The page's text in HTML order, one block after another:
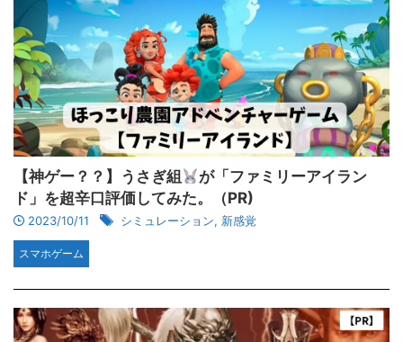
【神ゲー？？】うさぎ組
が「ファミリーアイラン
ド」を超辛口評価してみた。（PR)
2023/10/11 シミュレーション, 新感覚
スマホゲーム